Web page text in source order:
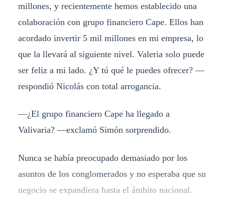
millones, y recientemente hemos establecido una
colaboración con grupo financiero Cape. Ellos han
acordado invertir 5 mil millones en mi empresa, lo
que la llevará al siguiente nivel. Valeria solo puede
ser feliz a mi lado. ¿Y tú qué le puedes ofrecer? —
respondió Nicolás con total arrogancia.
—¿El grupo financiero Cape ha llegado a
Valivaria? —exclamó Simón sorprendido.
Nunca se había preocupado demasiado por los
asuntos de los conglomerados y no esperaba que su
negocio se expandiera hasta el ámbito nacional.